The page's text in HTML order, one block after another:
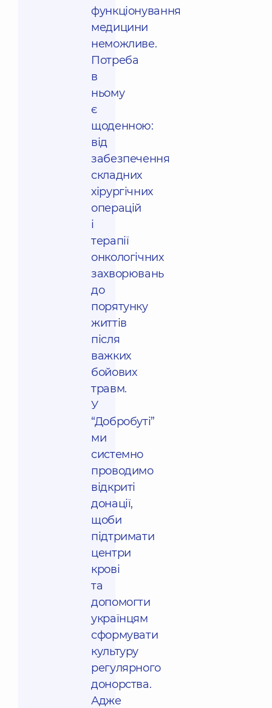
функціонування
медицини
неможливе.
Потреба
в
ньому
є
щоденною:
від
забезпечення
складних
хірургічних
операцій
і
терапії
онкологічних
захворювань
до
порятунку
життів
після
важких
бойових
травм.
У
“Добробуті”
ми
системно
проводимо
відкриті
донації,
щоби
підтримати
центри
крові
та
допомогти
українцям
сформувати
культуру
регулярного
донорства.
Адже